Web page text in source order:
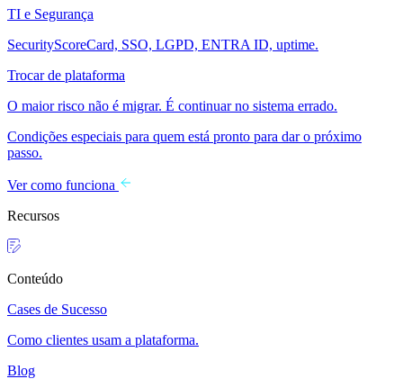
TI e Segurança
SecurityScoreCard, SSO, LGPD, ENTRA ID, uptime.
Trocar de plataforma
O maior risco não é migrar. É continuar no sistema errado.
Condições especiais para quem está pronto para dar o próximo
passo.
Ver como funciona
Recursos
Conteúdo
Cases de Sucesso
Como clientes usam a plataforma.
Blog